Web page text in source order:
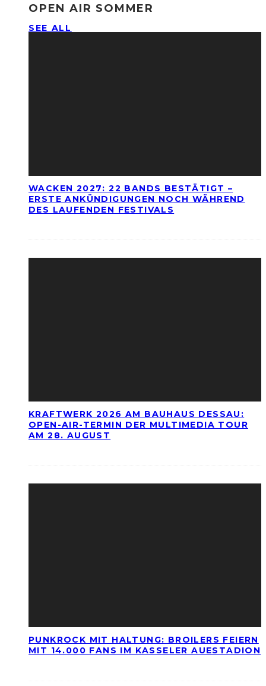
OPEN AIR SOMMER
SEE ALL
WACKEN 2027: 22 BANDS BESTÄTIGT –
ERSTE ANKÜNDIGUNGEN NOCH WÄHREND
DES LAUFENDEN FESTIVALS
KRAFTWERK 2026 AM BAUHAUS DESSAU:
OPEN-AIR-TERMIN DER MULTIMEDIA TOUR
AM 28. AUGUST
PUNKROCK MIT HALTUNG: BROILERS FEIERN
MIT 14.000 FANS IM KASSELER AUESTADION